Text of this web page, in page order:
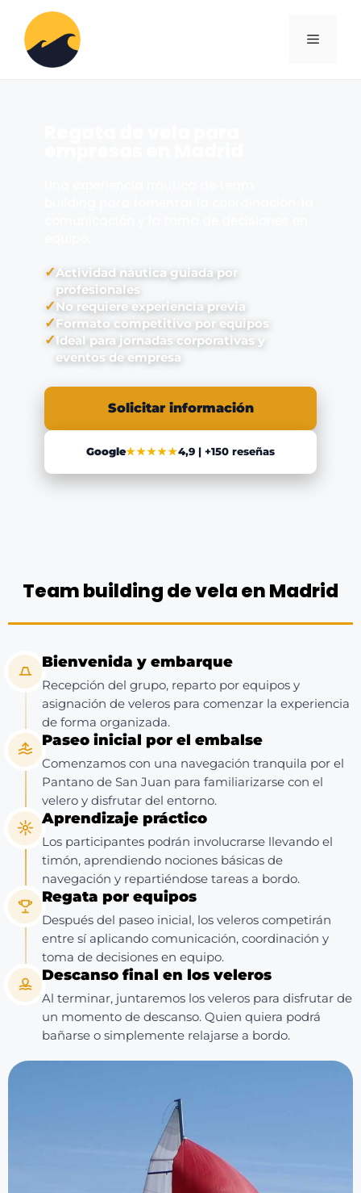
✓Actividad náutica guiada por
profesionales
✓ No requiere experiencia previa
✓ Formato competitivo por equipos
✓ Ideal para jornadas corporativas y
eventos de empresa
Solicitar información
Google★★★★★4,9 | +150 reseñas
Team building de vela en Madrid
Bienvenida y embarque
Recepción del grupo, reparto por equipos y
asignación de veleros para comenzar la experiencia
de forma organizada.
Paseo inicial por el embalse
Comenzamos con una navegación tranquila por el
Pantano de San Juan para familiarizarse con el
velero y disfrutar del entorno.
Aprendizaje práctico
Los participantes podrán involucrarse llevando el
timón, aprendiendo nociones básicas de
navegación y repartiéndose tareas a bordo.
Regata por equipos
Después del paseo inicial, los veleros competirán
entre sí aplicando comunicación, coordinación y
toma de decisiones en equipo.
Descanso final en los veleros
Al terminar, juntaremos los veleros para disfrutar de
un momento de descanso. Quien quiera podrá
bañarse o simplemente relajarse a bordo.